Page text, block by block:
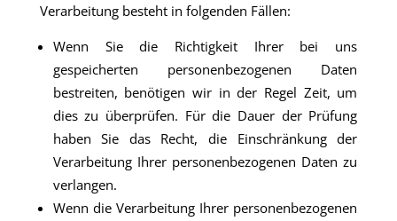
Verarbeitung besteht in folgenden Fällen:
Wenn Sie die Richtigkeit Ihrer bei uns
gespeicherten personenbezogenen Daten
bestreiten, benötigen wir in der Regel Zeit, um
dies zu überprüfen. Für die Dauer der Prüfung
haben Sie das Recht, die Einschränkung der
Verarbeitung Ihrer personenbezogenen Daten zu
verlangen.
Wenn die Verarbeitung Ihrer personenbezogenen